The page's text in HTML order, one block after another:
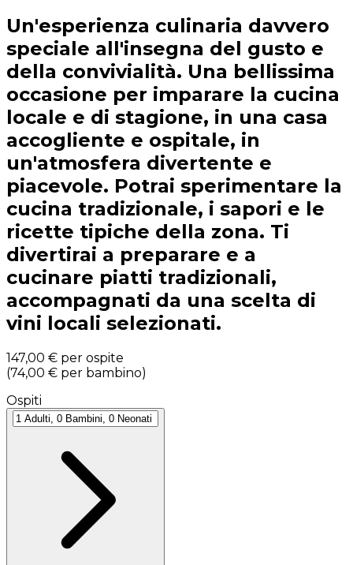
Un'esperienza culinaria davvero
speciale all'insegna del gusto e
della convivialità. Una bellissima
occasione per imparare la cucina
locale e di stagione, in una casa
accogliente e ospitale, in
un'atmosfera divertente e
piacevole. Potrai sperimentare la
cucina tradizionale, i sapori e le
ricette tipiche della zona. Ti
divertirai a preparare e a
cucinare piatti tradizionali,
accompagnati da una scelta di
vini locali selezionati.
147,00 € per ospite
(74,00 € per bambino)
Ospiti